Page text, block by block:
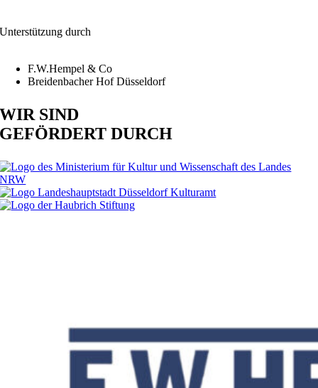
Unterstützung durch
F.W.Hempel & Co
Breidenbacher Hof Düsseldorf
WIR SIND
GEFÖRDERT DURCH